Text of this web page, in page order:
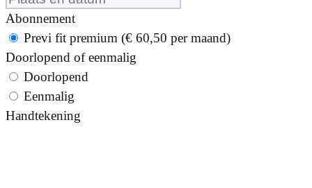
Abonnement
Previ fit premium (€ 60,50 per maand)
Doorlopend of eenmalig
Doorlopend
Eenmalig
Handtekening